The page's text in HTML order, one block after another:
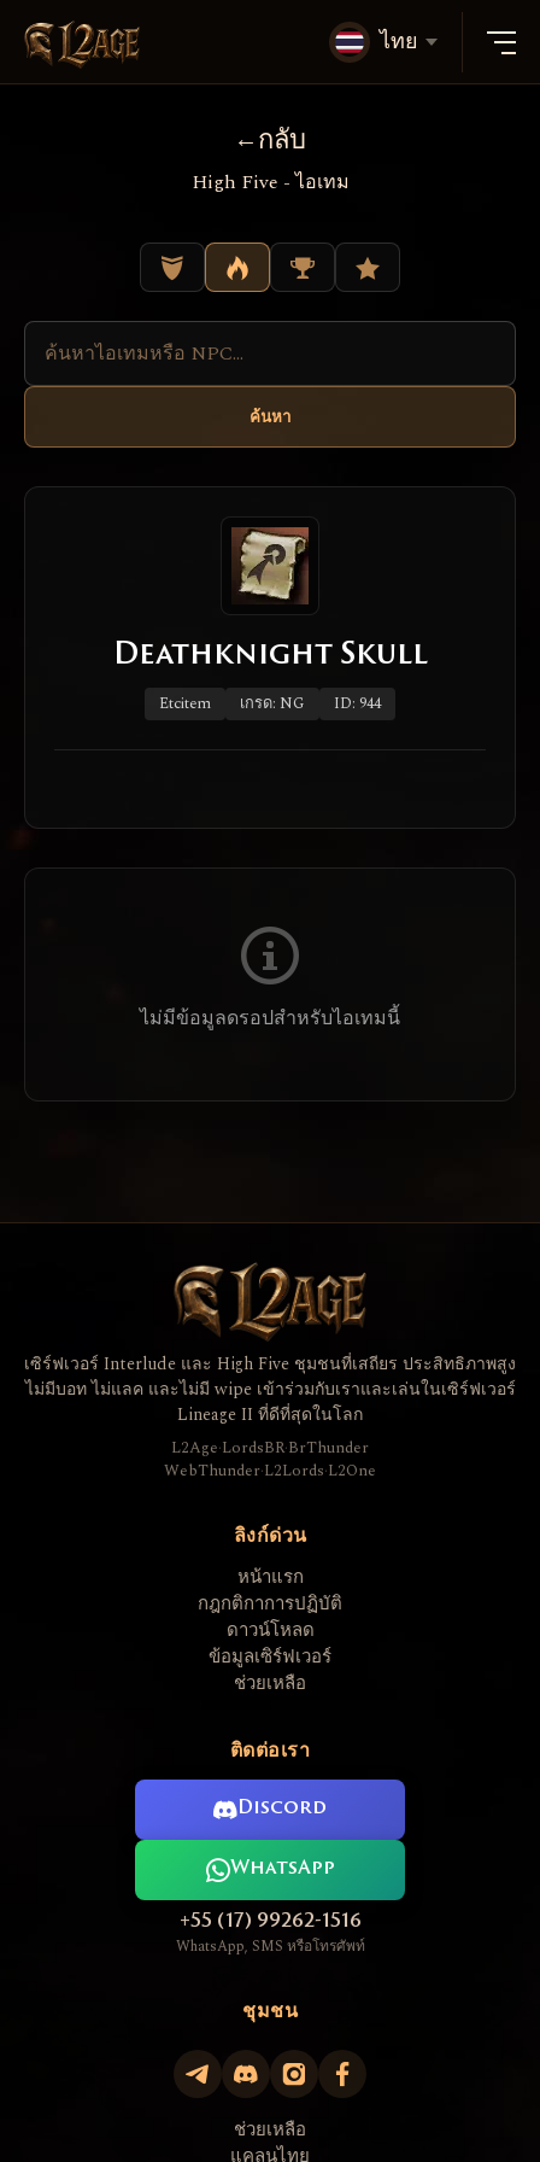
ไทย
กลับ
High Five - ไอเทม
ค้นหา
Deathknight Skull
Etcitem เกรด: NG ID: 944
ไม่มีข้อมูลดรอปสำหรับไอเทมนี้
เซิร์ฟเวอร์ Interlude และ High Five ชุมชนที่เสถียร ประสิทธิภาพสูง
ไม่มีบอท ไม่แลค และไม่มี wipe เข้าร่วมกับเราและเล่นในเซิร์ฟเวอร์
Lineage II ที่ดีที่สุดในโลก
L2Age·LordsBR·BrThunder
WebThunder·L2Lords·L2One
ลิงก์ด่วน
หน้าแรก
กฎกติกาการปฏิบัติ
ดาวน์โหลด
ข้อมูลเซิร์ฟเวอร์
ช่วยเหลือ
ติดต่อเรา
Discord
WhatsApp
+55 (17) 99262-1516
WhatsApp, SMS หรือโทรศัพท์
ชุมชน
ช่วยเหลือ